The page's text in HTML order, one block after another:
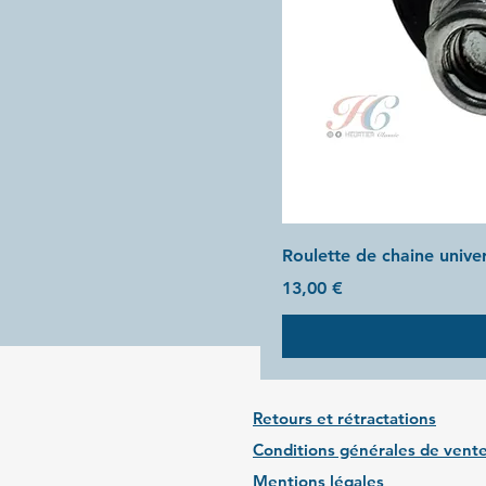
Roulette de chaine
Prix
13,00 €
Retours et rétractations
Conditions générales de vente
Mentions légales